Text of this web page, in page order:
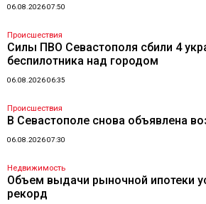
06.08.2026 07:50
Происшествия
Силы ПВО Севастополя сбили 4
беспилотника над городом
06.08.2026 06:35
Происшествия
В Севастополе снова объявлена
06.08.2026 07:30
Недвижимость
Объем выдачи рыночной ипотеки
рекорд